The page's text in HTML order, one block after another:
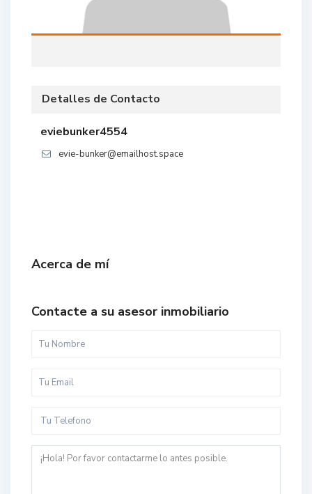
Detalles de Contacto
eviebunker4554
evie-bunker@emailhost.space
Acerca de mí
Contacte a su asesor inmobiliario